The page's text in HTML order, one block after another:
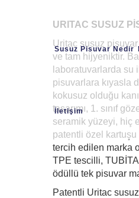
Susuz Pisuvar Nedir
İletişim
URITAC SUSUZ
Uritac susuz
ve tam hijyeniktir.
laboratuvarlarda su
pisuvarlara kıyasla
kokusuz olduğu
tasarımı, 1. sınıf
seramik yüzeyi, hiç
patentli özel
tercih edilen marka
TPE tescilli,
ödüllü tek pisuvar
Patentli Uritac